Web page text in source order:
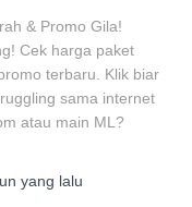
& Promo Gila!
Cek harga paket
terbaru. Klik biar
sama internet
atau main ML?
yang lalu